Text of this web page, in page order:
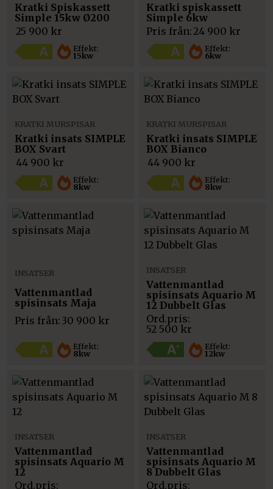
Effekt:
15kw
Kratki Spiskassett
Simple 15kw Ø200
25 900 kr
Effekt:
6kw
Kratki spiskassett
Simple 6kw
Pris från:24 900 kr
Effekt:
8kw
KRATKI MURSPISAR
Kratki insats SIMPLE
BOX Svart
44 900 kr
Effekt:
8kw
KRATKI MURSPISAR
Kratki insats SIMPLE
BOX Bianco
44 900 kr
Effekt:
8kw
INSATSER
Vattenmantlad
spisinsats Maja
Pris från: 30 900 kr
Effekt:
12kw
INSATSER
Vattenmantlad
spisinsats Aquario M
12 Dubbelt Glas
52 500 kr
INSATSER
Vattenmantlad
spisinsats Aquario M
12
INSATSER
Vattenmantlad
spisinsats Aquario M
8 Dubbelt Glas